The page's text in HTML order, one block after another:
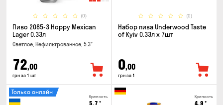
(0)
Пиво 2085-3 Hoppy Mexican
Lager 0.33л
Светлое, Нефильтрованное, 5.3°
72,00
грн за 1 шт
(0)
Набор пива Underwood Taste
of Kyiv 0.33л x 7шт
0,00
грн за 1
Крепость
5.7 °
Только онлайн
Крепость
4.9 °